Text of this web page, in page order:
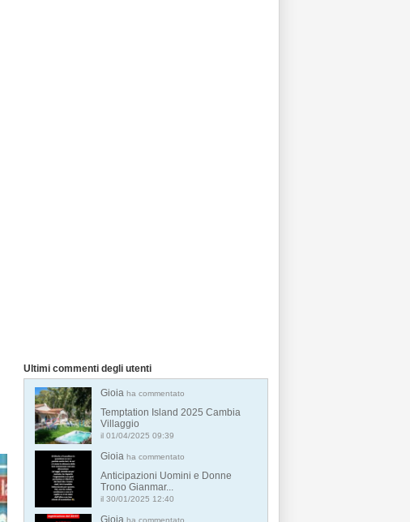
Ultimi commenti degli utenti
Gioia ha commentato
Temptation Island 2025 Cambia
Villaggio
il 01/04/2025 09:39
Gioia ha commentato
Anticipazioni Uomini e Donne
Trono Gianmar...
il 30/01/2025 12:40
Gioia ha commentato